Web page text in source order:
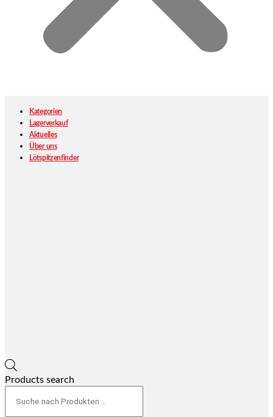
Kategorien
Lagerverkauf
Aktuelles
Über uns
Lötspitzenfinder
Products search